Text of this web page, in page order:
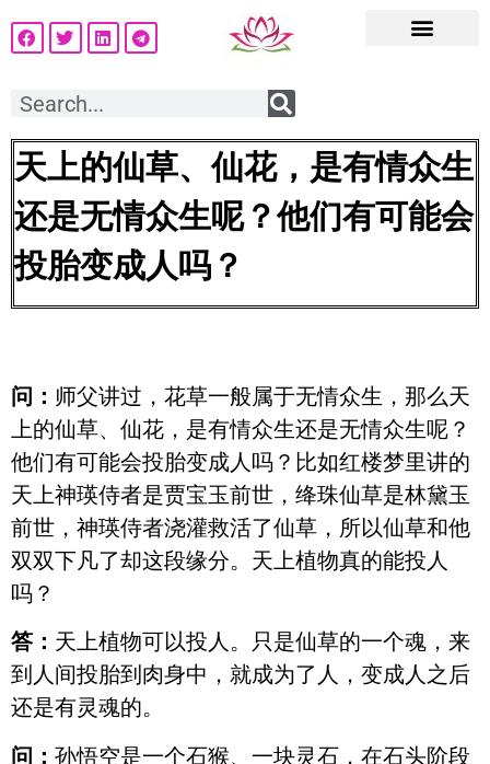
天上的仙草、仙花，是有情众生
还是无情众生呢？他们有可能会
投胎变成人吗？
问： 师父讲过，花草一般属于无情众生，那么天
上的仙草、仙花，是有情众生还是无情众生呢？
他们有可能会投胎变成人吗？比如红楼梦里讲的
天上神瑛侍者是贾宝玉前世，绛珠仙草是林黛玉
前世，神瑛侍者浇灌救活了仙草，所以仙草和他
双双下凡了却这段缘分。天上植物真的能投人
吗？
答： 天上植物可以投人。只是仙草的一个魂，来
到人间投胎到肉身中，就成为了人，变成人之后
还是有灵魂的。
问： 孙悟空是一个石猴、一块灵石，在石头阶段